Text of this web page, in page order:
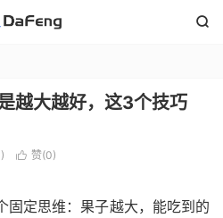

越大越好，这3个技巧
 赞(0)
固定思维：果子越大，能吃到的